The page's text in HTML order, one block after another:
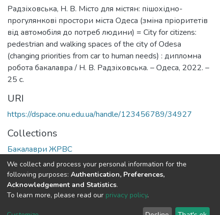
Радзіховська, Н. В. Місто для містян: пішохідно-
прогулянкові простори міста Одеса (зміна пріоритетів
від автомобіля до потреб людини) = City for citizens:
pedestrian and walking spaces of the city of Odesa
(changing priorities from car to human needs) : дипломна
робота бакалавра / Н. В. Радзіховська. – Одеса, 2022. –
25 с.
URI
https://dspace.onu.edu.ua/handle/123456789/34927
Collections
Бакалаври ЖРВС
Full item page
DSpace software copyright © 2009-2026
Cookie End User Send
We collect and process your personal information for the
following purposes: Authentication, Preferences,
Acknowledgement and Statistics.
To learn more, please read our privacy policy.